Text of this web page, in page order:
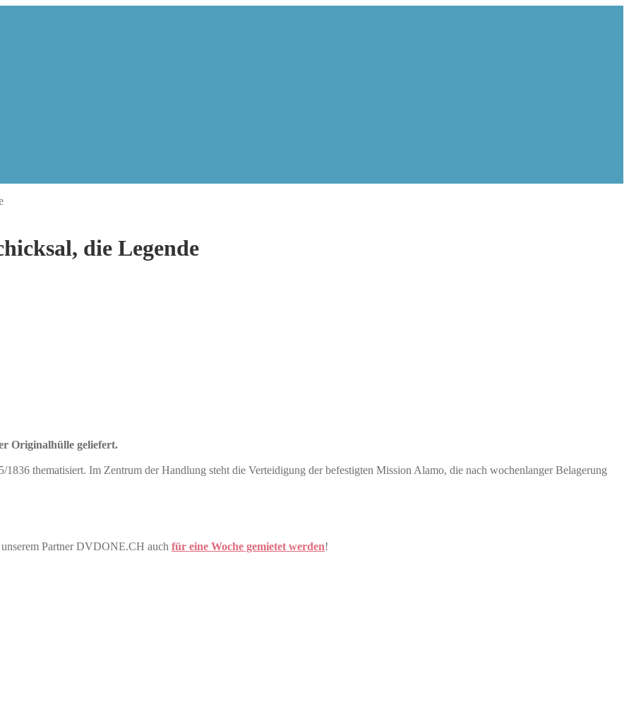
die Legende
Originalhülle geliefert.
thematisiert. Im Zentrum der Handlung steht die Verteidigung der befestigten Mission Alamo, die nach wochenlanger Belagerung
Partner DVDONE.CH auch für eine Woche gemietet werden!